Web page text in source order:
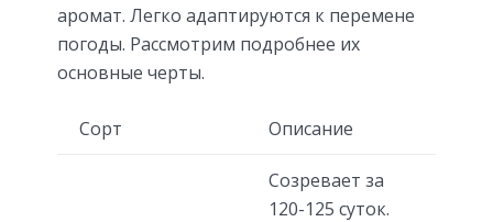
аромат. Легко адаптируются к перемене
погоды. Рассмотрим подробнее их
основные черты.
Сорт Описание
Созревает за
120-125 суток.